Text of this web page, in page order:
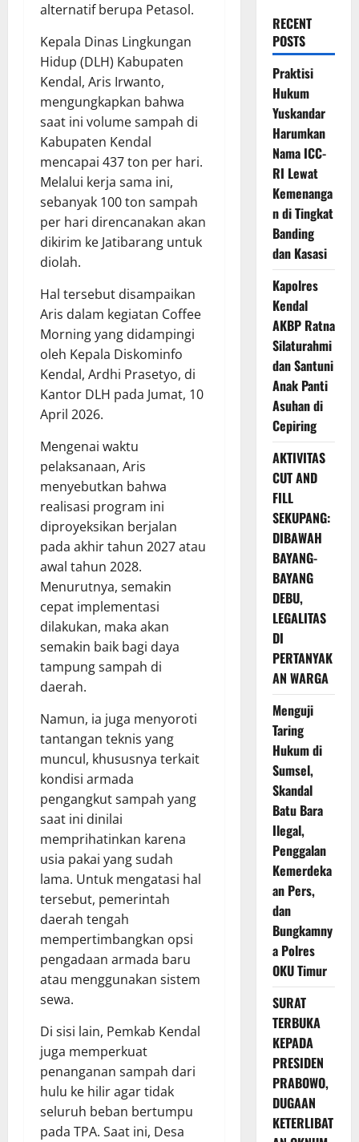
alternatif berupa Petasol.
Kepala Dinas Lingkungan
Hidup (DLH) Kabupaten
Kendal, Aris Irwanto,
mengungkapkan bahwa
saat ini volume sampah di
Kabupaten Kendal
mencapai 437 ton per hari.
Melalui kerja sama ini,
sebanyak 100 ton sampah
per hari direncanakan akan
dikirim ke Jatibarang untuk
diolah.
Hal tersebut disampaikan
Aris dalam kegiatan Coffee
Morning yang didampingi
oleh Kepala Diskominfo
Kendal, Ardhi Prasetyo, di
Kantor DLH pada Jumat, 10
April 2026.
Mengenai waktu
pelaksanaan, Aris
menyebutkan bahwa
realisasi program ini
diproyeksikan berjalan
pada akhir tahun 2027 atau
awal tahun 2028.
Menurutnya, semakin
cepat implementasi
dilakukan, maka akan
semakin baik bagi daya
tampung sampah di
daerah.
Namun, ia juga menyoroti
tantangan teknis yang
muncul, khususnya terkait
kondisi armada
pengangkut sampah yang
saat ini dinilai
memprihatinkan karena
usia pakai yang sudah
lama. Untuk mengatasi hal
tersebut, pemerintah
daerah tengah
mempertimbangkan opsi
pengadaan armada baru
atau menggunakan sistem
sewa.
Di sisi lain, Pemkab Kendal
juga memperkuat
penanganan sampah dari
hulu ke hilir agar tidak
seluruh beban bertumpu
pada TPA. Saat ini, Desa
RECENT
POSTS
Praktisi
Hukum
Yuskandar
Harumkan
Nama ICC-
RI Lewat
Kemenanga
n di Tingkat
Banding
dan Kasasi
Kapolres
Kendal
AKBP Ratna
Silaturahmi
dan Santuni
Anak Panti
Asuhan di
Cepiring
AKTIVITAS
CUT AND
FILL
SEKUPANG:
DIBAWAH
BAYANG-
BAYANG
DEBU,
LEGALITAS
DI
PERTANYAK
AN WARGA
Menguji
Taring
Hukum di
Sumsel,
Skandal
Batu Bara
Ilegal,
Penggalan
Kemerdeka
an Pers,
dan
Bungkamny
a Polres
OKU Timur
SURAT
TERBUKA
KEPADA
PRESIDEN
PRABOWO,
DUGAAN
KETERLIBAT